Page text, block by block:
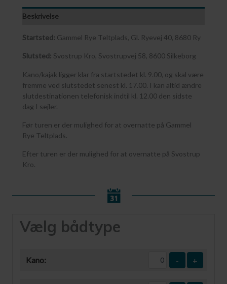
Beskrivelse
Startsted: Gammel Rye Teltplads, Gl. Ryevej 40, 8680 Ry
Slutsted: Svostrup Kro, Svostrupvej 58, 8600 Silkeborg
Kano/kajak ligger klar fra startstedet kl. 9.00, og skal være
fremme ved slutstedet senest kl. 17.00. I kan altid ændre
slutdestinationen telefonisk indtil kl. 12.00 den sidste
dag I sejler.
Før turen er der mulighed for at overnatte på Gammel
Rye Teltplads.
Efter turen er der mulighed for at overnatte på Svostrup
Kro.
Vælg bådtype
Kano: - +